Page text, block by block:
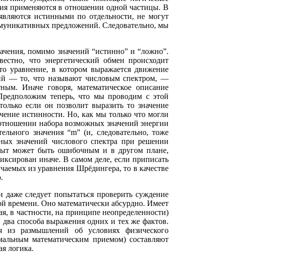
применяются в отношении одной частицы. В
истинными по отдельности, не могут
предложений. Следовательно, мы
помимо значений “истинно” и “ложно”.
что энергетический обмен происходит
уравнение, в котором выражается движение
— то, что называют числовым спектром, —
Иначе говоря, математическое описание
теперь, что мы проводим с этой
если он позволит выразить то значение
истинности. Но, как мы только что могли
набора возможных значений энергии
значения “m” (и, следовательно, тоже
значений числового спектра при решении
может быть ошибочным и в другом плане,
иначе. В самом деле, если приписать
из уравнения Шрёдингера, то в качестве
следует попытаться проверить суждение
времени. Оно математически абсурдно. Имеет
в частности, на принципе неопределенности)
способа выражения одних и тех же фактов.
размышлений об условиях физического
математическим приемом) составляют
логика.